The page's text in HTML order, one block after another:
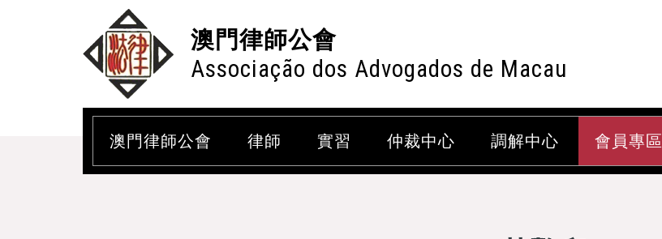
澳門律師公會
Associação dos Advogados de Macau
澳門律師公會 律師 實習 仲裁中心 調解中心 會員專區